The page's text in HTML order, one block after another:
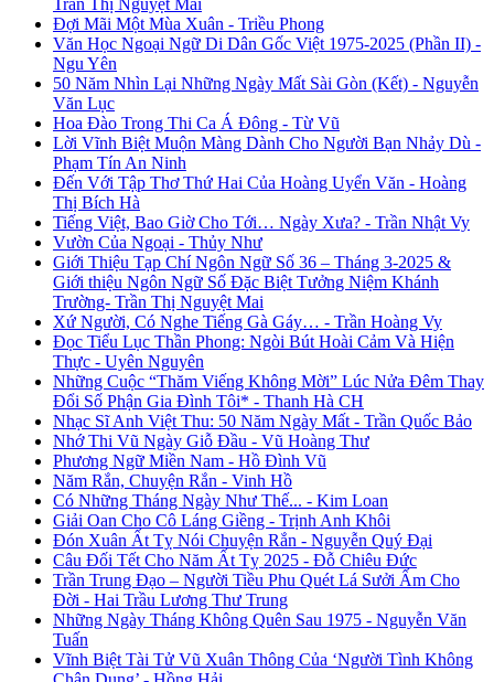
Đợi Mãi Một Mùa Xuân - Triều Phong
Văn Học Ngoại Ngữ Di Dân Gốc Việt 1975-2025 (Phần II) -
Ngu Yên
50 Năm Nhìn Lại Những Ngày Mất Sài Gòn (Kết) - Nguyễn
Văn Lục
Hoa Đào Trong Thi Ca Á Đông - Từ Vũ
Lời Vĩnh Biệt Muộn Màng Dành Cho Người Bạn Nhảy Dù -
Phạm Tín An Ninh
Đến Với Tập Thơ Thứ Hai Của Hoàng Uyển Văn - Hoàng
Thị Bích Hà
Tiếng Việt, Bao Giờ Cho Tới… Ngày Xưa? - Trần Nhật Vy
Vườn Của Ngoại - Thủy Như
Giới Thiệu Tạp Chí Ngôn Ngữ Số 36 – Tháng 3-2025 &
Giới thiệu Ngôn Ngữ Số Đặc Biệt Tưởng Niệm Khánh
Trường- Trần Thị Nguyệt Mai
Xứ Người, Có Nghe Tiếng Gà Gáy… - Trần Hoàng Vy
Đọc Tiểu Lục Thần Phong: Ngòi Bút Hoài Cảm Và Hiện
Thực - Uyên Nguyên
Những Cuộc “Thăm Viếng Không Mời” Lúc Nửa Đêm Thay
Đổi Số Phận Gia Đình Tôi* - Thanh Hà CH
Nhạc Sĩ Anh Việt Thu: 50 Năm Ngày Mất - Trần Quốc Bảo
Nhớ Thi Vũ Ngày Giỗ Đầu - Vũ Hoàng Thư
Phương Ngữ Miền Nam - Hồ Đình Vũ
Năm Rắn, Chuyện Rắn - Vinh Hồ
Có Những Tháng Ngày Như Thế... - Kim Loan
Giải Oan Cho Cô Láng Giềng - Trịnh Anh Khôi
Đón Xuân Ất Tỵ Nói Chuyện Rắn - Nguyễn Quý Đại
Câu Đối Tết Cho Năm Ất Tỵ 2025 - Đỗ Chiêu Đức
Trần Trung Đạo – Người Tiều Phu Quét Lá Sưởi Ấm Cho
Đời - Hai Trầu Lương Thư Trung
Những Ngày Tháng Không Quên Sau 1975 - Nguyễn Văn
Tuấn
Vĩnh Biệt Tài Tử Vũ Xuân Thông Của ‘Người Tình Không